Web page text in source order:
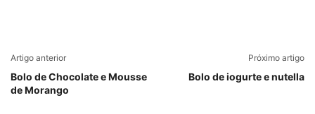
Artigo anterior
Bolo de Chocolate e Mousse
de Morango
Próximo artigo
Bolo de iogurte e nutella